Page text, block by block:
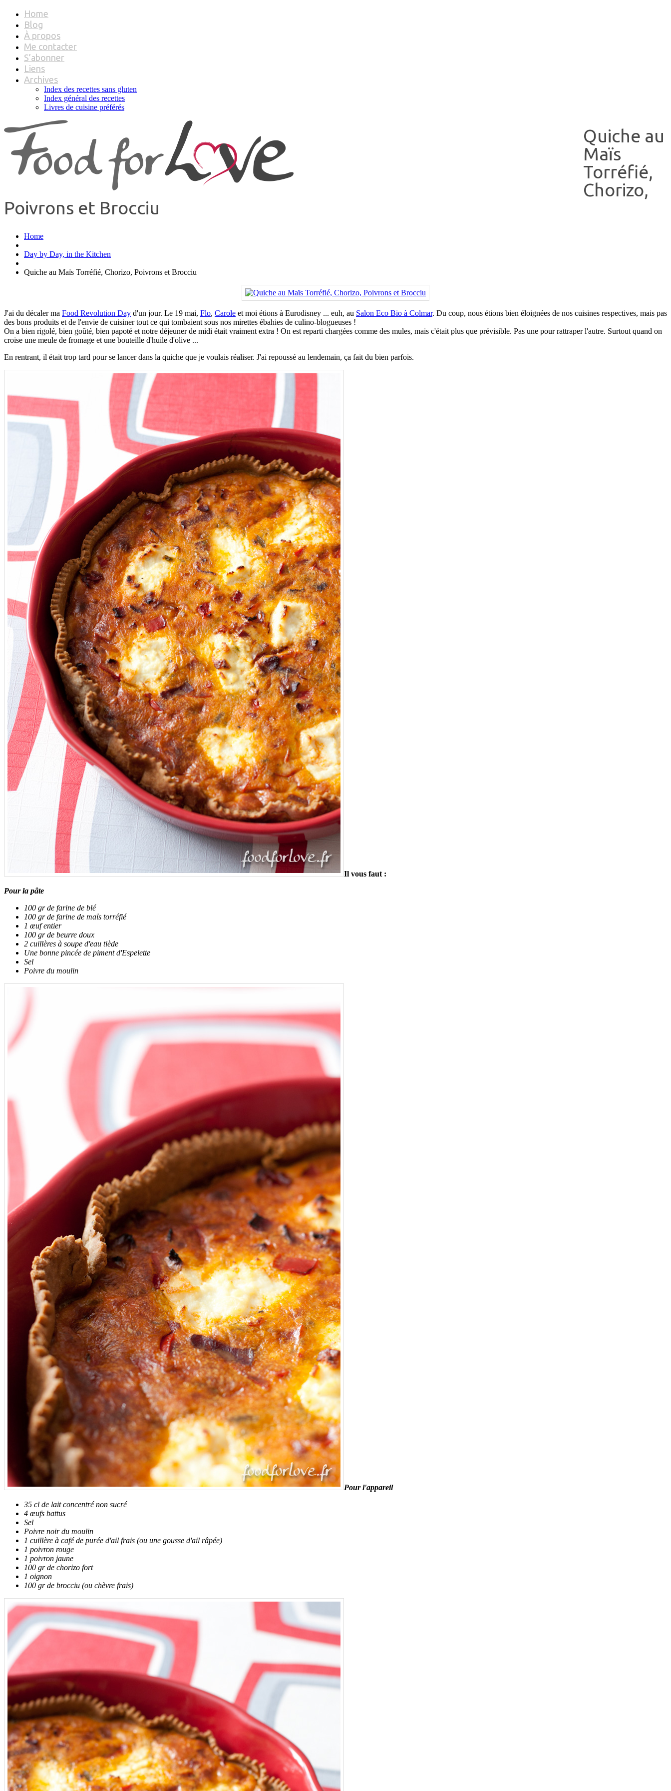
Home
Blog
À propos
Me contacter
S’abonner
Liens
Archives
Index des recettes sans gluten
Index général des recettes
Livres de cuisine préférés
Quiche au
Maïs
Torréfié,
Chorizo,
Poivrons et Brocciu
Home
Day by Day, in the Kitchen
Quiche au Maïs Torréfié, Chorizo, Poivrons et Brocciu
J'ai du décaler ma Food Revolution Day d'un jour. Le 19 mai, Flo, Carole et moi étions à Eurodisney ... euh, au Salon Eco Bio à Colmar. Du coup, nous étions bien éloignées de nos cuisines respectives, mais pas
des bons produits et de l'envie de cuisiner tout ce qui tombaient sous nos mirettes ébahies de culino-blogueuses !
On a bien rigolé, bien goûté, bien papoté et notre déjeuner de midi était vraiment extra ! On est reparti chargées comme des mules, mais c'était plus que prévisible. Pas une pour rattraper l'autre. Surtout quand on
croise une meule de fromage et une bouteille d'huile d'olive ...
En rentrant, il était trop tard pour se lancer dans la quiche que je voulais réaliser. J'ai repoussé au lendemain, ça fait du bien parfois.
Il vous faut :
Pour la pâte
100 gr de farine de blé
100 gr de farine de maïs torréfié
1 œuf entier
100 gr de beurre doux
2 cuillères à soupe d'eau tiède
Une bonne pincée de piment d'Espelette
Sel
Poivre du moulin
Pour l'appareil
35 cl de lait concentré non sucré
4 œufs battus
Sel
Poivre noir du moulin
1 cuillère à café de purée d'ail frais (ou une gousse d'ail râpée)
1 poivron rouge
1 poivron jaune
100 gr de chorizo fort
1 oignon
100 gr de brocciu (ou chèvre frais)